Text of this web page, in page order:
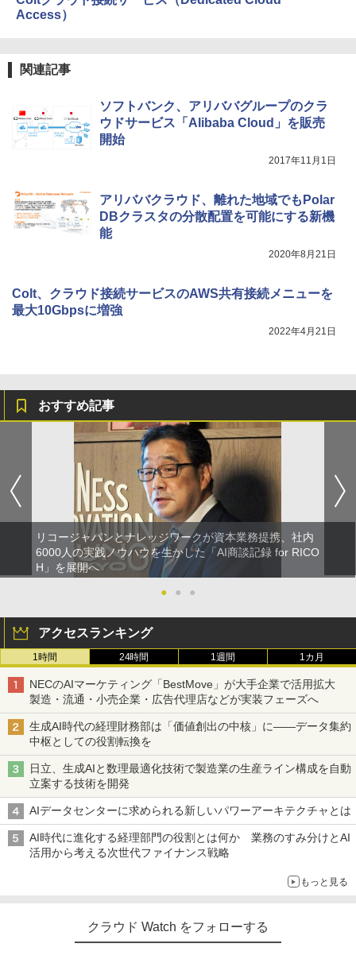
Access）
関連記事
ソフトバンク、アリババグループのクラ
ウドサービス「Alibaba Cloud」を販売
開始
2017年11月1日
アリババクラウド、離れた地域でもPolar
DBクラスタの分散配置を可能にする新機
能
2020年8月21日
Colt、クラウド接続サービスのAWS共有接続メニューを
最大10Gbpsに増強
2022年4月21日
おすすめ記事
リコージャパンとナレッジワークが資本業務提携、社内
6000人の実践ノウハウを生かした「AI商談記録 for RICO
H」を展開へ
●
● ●
アクセスランキング
1時間 24時間 1週間 1カ月
NECのAIマーケティング「BestMove」が大手企業で活用拡大
製造・流通・小売企業・広告代理店などが実装フェーズへ
生成AI時代の経理財務部は「価値創出の中核」に――データ集約
中枢としての役割転換を
日立、生成AIと数理最適化技術で製造業の生産ライン構成を自動
立案する技術を開発
AIデータセンターに求められる新しいパワーアーキテクチャとは
AI時代に進化する経理部門の役割とは何か 業務のすみ分けとAI
活用から考える次世代ファイナンス戦略
もっと見る
クラウド Watch をフォローする